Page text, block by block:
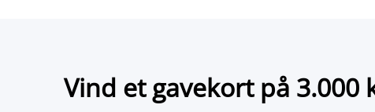
Vind et gavekort på 3.000